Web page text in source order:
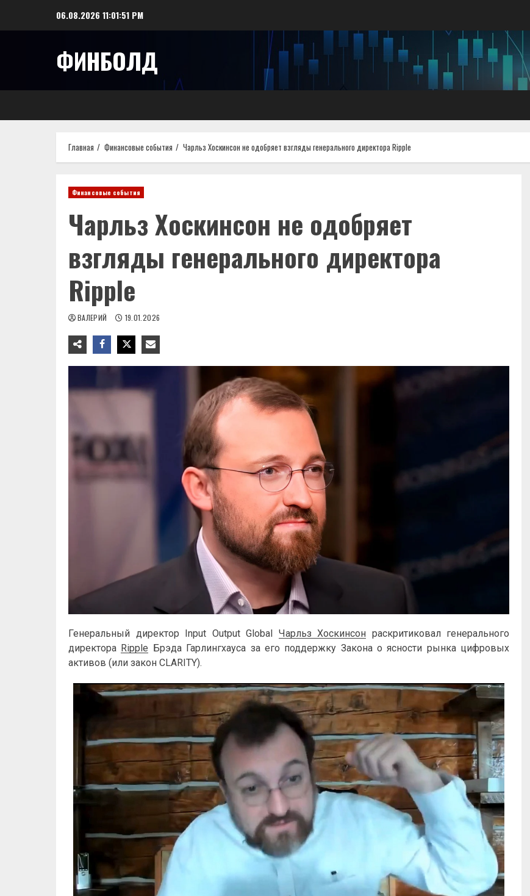
06.08.2026 11:01:52 PM
ФИНБОЛД
Главная Финансовые события Чарльз Хоскинсон не одобряет взгляды генерального директора Ripple
Финансовые события
Чарльз Хоскинсон не одобряет
взгляды генерального директора
Ripple
ВАЛЕРИЙ 19.01.2026
Генеральный директор Input Output Global Чарльз Хоскинсон раскритиковал генерального
директора Ripple Брэда Гарлингхауса за его поддержку Закона о ясности рынка цифровых
активов (или закон CLARITY).